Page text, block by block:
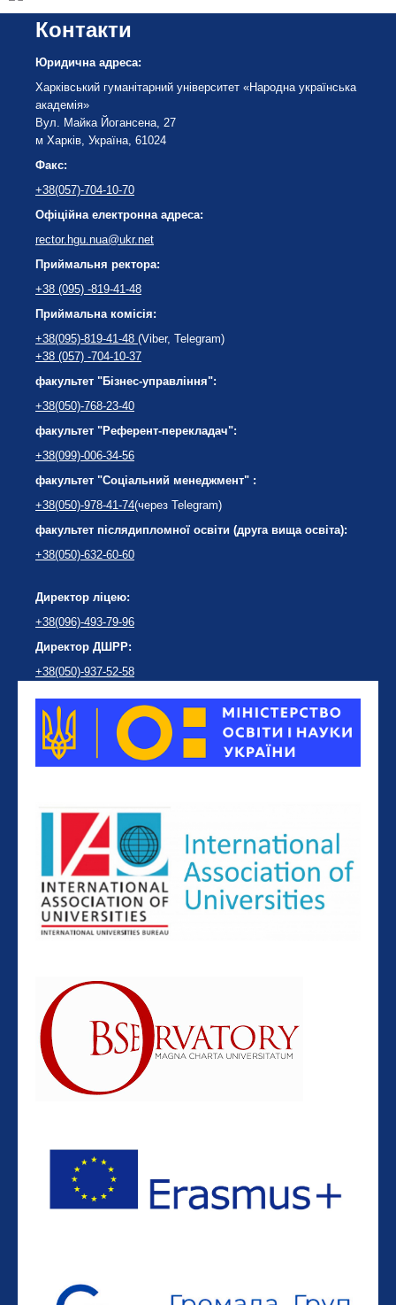
Контакти
Юридична адреса:
Харківський гуманітарний університет «Народна українська
академія»
Вул. Майка Йогансена, 27
м Харків, Україна, 61024
Факс:
+38(057)-704-10-70
Офіційна електронна адреса:
rector.hgu.nua@ukr.net
Приймальня ректора:
+38 (095) -819-41-48
Приймальна комісія:
+38(095)-819-41-48 (Viber, Telegram)
+38 (057) -704-10-37
факультет "Бізнес-управління":
+38(050)-768-23-40
факультет "Референт-перекладач":
+38(099)-006-34-56
факультет "Соціальний менеджмент" :
+38(050)-978-41-74(через Telegram)
факультет післядипломної освіти (друга вища освіта):
+38(050)-632-60-60
Директор ліцею:
+38(096)-493-79-96
Директор ДШРР:
+38(050)-937-52-58